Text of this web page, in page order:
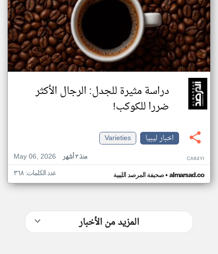
دراسة مثيرة للجدل: الرجال اﻷكثر
ضررا للكوكب!
اخبار ليبيا
Varieties
May 06, 2026
منذ ٣ أشهر CA84YI
صحيفة المرصد الليبية• almarsad.co عدد الكلمات: ٣٦٨
المزيد من الأخبار